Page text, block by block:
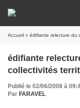
Accueil » édifiante relecture du
édifiante
collectivités
Publié le 02/06/2008 à
Par FARAVEL